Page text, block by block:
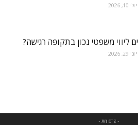
יולי 10, 2026
ליווי משפטי נכון בתקופה רגישה?
יוני 29, 2026
- פרסומת -